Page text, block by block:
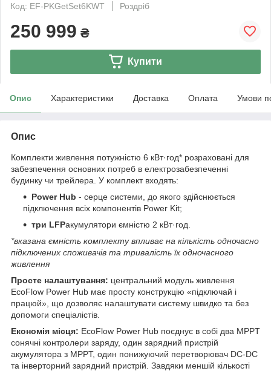
Код: EF-PKGetSet6KWT
Роздріб
250 999 ₴
Купити
Опис Характеристики Доставка Оплата Умови
Опис
Комплекти живлення потужністю 6 кВт·год* розраховані для
забезпечення основних потреб в електрозабезпеченні
будинку чи трейлера. У комплект входять:
Power Hub - серце системи, до якого здійснюється
підключення всіх компонентів Power Kit;
три LFPакумулятори ємністю 2 кВт·год.
*вказана ємність комплекту впливає на кількість одночасно
підключених споживачів та тривалість їх одночасного
живлення
Просте налаштування: центральний модуль живлення
EcoFlow Power Hub має просту конструкцію «підключай і
працюй», що дозволяє налаштувати систему швидко та без
допомоги спеціалістів.
Економія місця: EcoFlow Power Hub поєднує в собі два MPPT
сонячні контролери заряду, один зарядний пристрій
акумулятора з MPPT, один понижуючий перетворювач DC-DC
та інверторний зарядний пристрій. Завдяки меншій кількості